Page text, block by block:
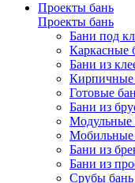
Проекты бань
Проекты бань
Бани под
Каркасные
Бани из
Кирпичные
Готовые
Бани из
Модульные
Мобильные
Бани из
Бани из
Срубы бань